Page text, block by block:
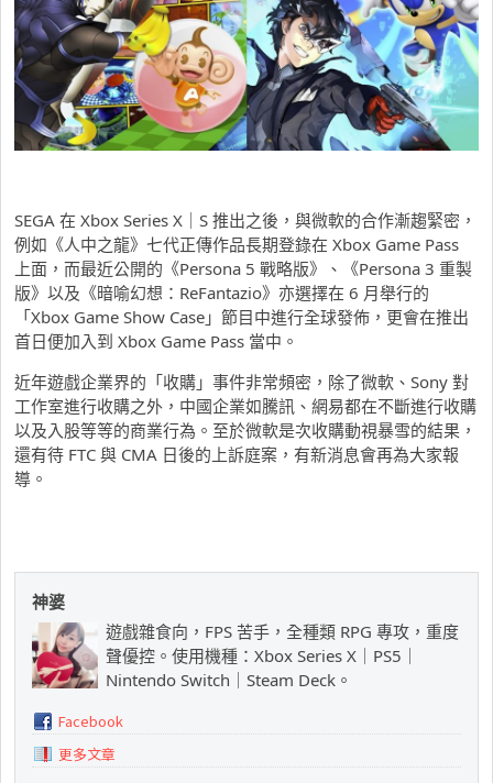
SEGA 在 Xbox Series X｜S 推出之後，與微軟的合作漸趨緊密，
例如《人中之龍》七代正傳作品長期登錄在 Xbox Game Pass
上面，而最近公開的《Persona 5 戰略版》、《Persona 3 重製
版》以及《暗喻幻想：ReFantazio》亦選擇在 6 月舉行的
「Xbox Game Show Case」節目中進行全球發佈，更會在推出
首日便加入到 Xbox Game Pass 當中。
近年遊戲企業界的「收購」事件非常頻密，除了微軟、Sony 對
工作室進行收購之外，中國企業如騰訊、網易都在不斷進行收購
以及入股等等的商業行為。至於微軟是次收購動視暴雪的結果，
還有待 FTC 與 CMA 日後的上訴庭案，有新消息會再為大家報
導。
神婆
遊戲雜食向，FPS 苦手，全種類 RPG 專攻，重度
聲優控。使用機種：Xbox Series X｜PS5｜
Nintendo Switch｜Steam Deck。
Facebook
更多文章